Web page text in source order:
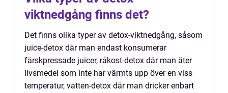
viktnedgång finns det?
Det finns olika typer av detox-viktnedgång, såsom
juice-detox där man endast konsumerar
färskpressade juicer, råkost-detox där man äter
livsmedel som inte har värmts upp över en viss
temperatur, vatten-detox där man dricker enbart